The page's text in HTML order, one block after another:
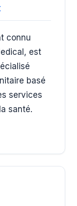
connu
est
basé
services
santé.